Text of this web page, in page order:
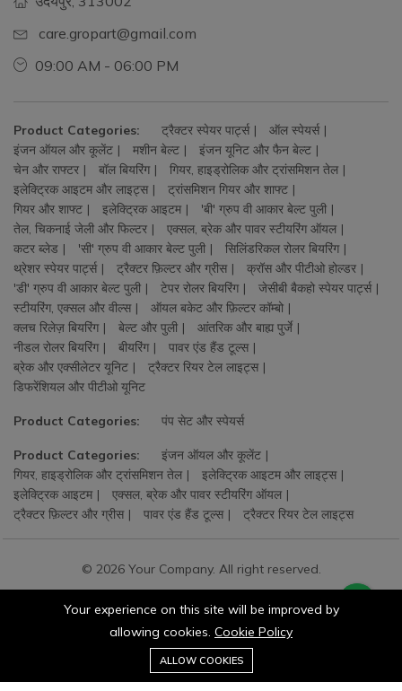
care.gropart@gmail.com
09:00 AM - 06:00 PM
Product Categories: ट्रैक्टर स्पेयर पार्ट्स
ऑल स्पेयर्स
इंजन ऑयल और कूलेंट
मशीन बेल्ट
इंजन यूनिट और फैन बेल्ट
चेन और राफ्टर
बॉल बियरिंग
गियर, हाइड्रोलिक और ट्रांसमिशन तेल
इलेक्ट्रिक आइटम और लाइट्स
ट्रांसमिशन गियर और शाफ्ट
गियर और शाफ्ट
इलेक्ट्रिक आइटम
'बी' ग्रुप वी आकार बेल्ट पुली
तेल, चिकनाई जेली और फिल्टर
एक्सल, ब्रेक और पावर स्टीयरिंग ऑयल
कटर ब्लेड
'सी' ग्रुप वी आकार बेल्ट पुली
सिलिंडरिकल रोलर बियरिंग
थ्रेशर स्पेयर पार्ट्स
ट्रैक्टर फ़िल्टर और ग्रीस
क्रॉस और पीटीओ होल्डर
'डी' ग्रुप वी आकार बेल्ट पुली
टेपर रोलर बियरिंग
जेसीबी बैकहो स्पेयर पार्ट्स
स्टीयरिंग, एक्सल और वील्स
ऑयल बकेट और फ़िल्टर कॉम्बो
क्लच रिलेज़ बियरिंग
बेल्ट और पुली
आंतरिक और बाह्य पुर्जे
नीडल रोलर बियरिंग
बीयरिंग
पावर एंड हैंड टूल्स
ब्रेक और एक्सीलेटर यूनिट
ट्रैक्टर रियर टेल लाइट्स
डिफरेंशियल और पीटीओ यूनिट
Product Categories: पंप सेट और स्पेयर्स
Product Categories:
इंजन ऑयल और कूलेंट
गियर, हाइड्रोलिक और ट्रांसमिशन तेल
इलेक्ट्रिक आइटम और लाइट्स
इलेक्ट्रिक आइटम
एक्सल, ब्रेक और पावर स्टीयरिंग ऑयल
ट्रैक्टर फ़िल्टर और ग्रीस
पावर एंड हैंड टूल्स ट्रैक्टर रियर टेल लाइट्स
© 2026 Your Company. All right reserved.
0
Cart
Your experience on this site will be improved by
allowing cookies. Cookie Policy
ALLOW COOKIES